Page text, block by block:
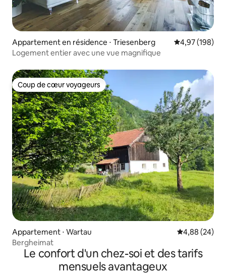
Appartement en résidence ⋅ Triesenberg Évaluation
4,97 (198)
Logement entier avec une vue magnifique
Coup de cœur voyageurs
Coup de cœur voyageurs
Appartement ⋅ Wartau Évaluation
4,88 (24)
Bergheimat
Le confort d'un chez-soi et des tarifs
mensuels avantageux